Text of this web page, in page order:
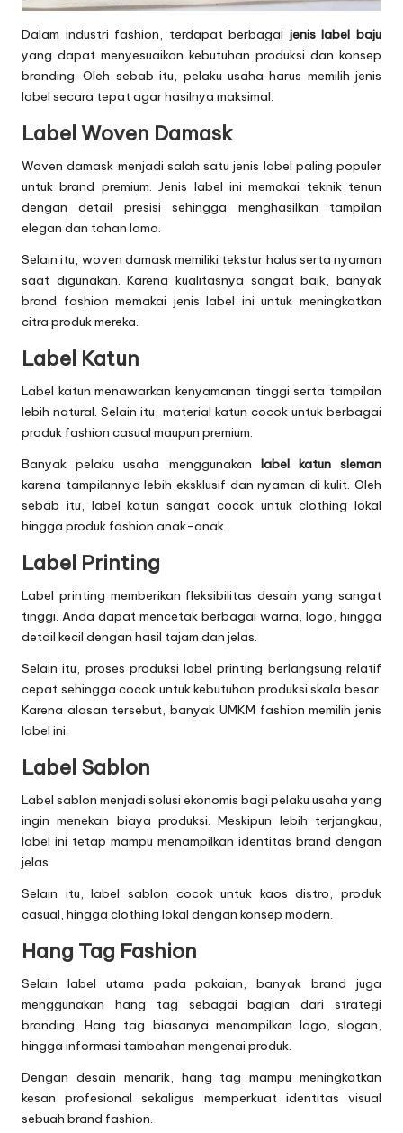
Dalam industri fashion, terdapat berbagai jenis label baju
yang dapat menyesuaikan kebutuhan produksi dan konsep
branding. Oleh sebab itu, pelaku usaha harus memilih jenis
label secara tepat agar hasilnya maksimal.
Label Woven Damask
Woven damask menjadi salah satu jenis label paling populer
untuk brand premium. Jenis label ini memakai teknik tenun
dengan detail presisi sehingga menghasilkan tampilan
elegan dan tahan lama.
Selain itu, woven damask memiliki tekstur halus serta nyaman
saat digunakan. Karena kualitasnya sangat baik, banyak
brand fashion memakai jenis label ini untuk meningkatkan
citra produk mereka.
Label Katun
Label katun menawarkan kenyamanan tinggi serta tampilan
lebih natural. Selain itu, material katun cocok untuk berbagai
produk fashion casual maupun premium.
Banyak pelaku usaha menggunakan label katun sleman
karena tampilannya lebih eksklusif dan nyaman di kulit. Oleh
sebab itu, label katun sangat cocok untuk clothing lokal
hingga produk fashion anak-anak.
Label Printing
Label printing memberikan fleksibilitas desain yang sangat
tinggi. Anda dapat mencetak berbagai warna, logo, hingga
detail kecil dengan hasil tajam dan jelas.
Selain itu, proses produksi label printing berlangsung relatif
cepat sehingga cocok untuk kebutuhan produksi skala besar.
Karena alasan tersebut, banyak UMKM fashion memilih jenis
label ini.
Label Sablon
Label sablon menjadi solusi ekonomis bagi pelaku usaha yang
ingin menekan biaya produksi. Meskipun lebih terjangkau,
label ini tetap mampu menampilkan identitas brand dengan
jelas.
Selain itu, label sablon cocok untuk kaos distro, produk
casual, hingga clothing lokal dengan konsep modern.
Hang Tag Fashion
Selain label utama pada pakaian, banyak brand juga
menggunakan hang tag sebagai bagian dari strategi
branding. Hang tag biasanya menampilkan logo, slogan,
hingga informasi tambahan mengenai produk.
Dengan desain menarik, hang tag mampu meningkatkan
kesan profesional sekaligus memperkuat identitas visual
sebuah brand fashion.